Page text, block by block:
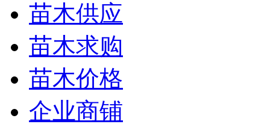
苗木供应
苗木求购
苗木价格
企业商铺